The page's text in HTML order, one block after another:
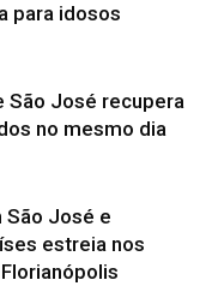
para idosos
São José recupera
no mesmo dia
São José e
estreia nos